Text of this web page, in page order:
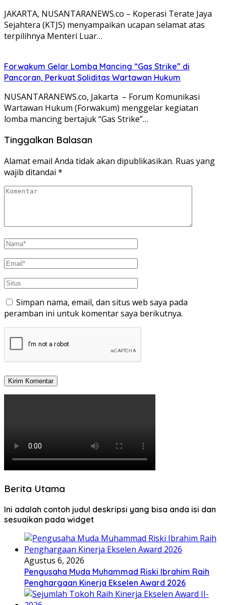
JAKARTA, NUSANTARANEWS.co – Koperasi Terate Jaya
Sejahtera (KTJS) menyampaikan ucapan selamat atas
terpilihnya Menteri Luar…
Forwakum Gelar Lomba Mancing “Gas Strike” di
Pancoran, Perkuat Soliditas Wartawan Hukum
NUSANTARANEWS.co, Jakarta – Forum Komunikasi
Wartawan Hukum (Forwakum) menggelar kegiatan
lomba mancing bertajuk “Gas Strike”…
Tinggalkan Balasan
Alamat email Anda tidak akan dipublikasikan. Ruas yang
wajib ditandai *
Simpan nama, email, dan situs web saya pada
peramban ini untuk komentar saya berikutnya.
Berita Utama
Ini adalah contoh judul deskripsi yang bisa anda isi dan
sesuaikan pada widget
Agustus 6, 2026
Pengusaha Muda Muhammad Riski Ibrahim Raih
Penghargaan Kinerja Ekselen Award 2026